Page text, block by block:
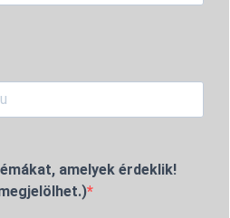
amelyek érdeklik!